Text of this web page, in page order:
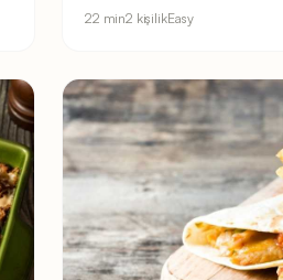
22 min2 kişilikEasy